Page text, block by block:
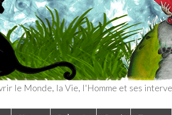
le Monde, la Vie, l'Homme et ses